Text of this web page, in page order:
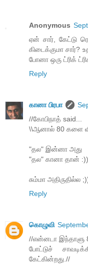
Anonymous
ஏன் சார், கேட்டு
கிடைக்குமா சார்?
போனா ஒரு ட்ரிக்
Reply
கானா பிரபா
//கோபிநாத் said...
\\ஆனால் 80 களை
"தல" இன்னா அது
"தல" கானா தான்
சும்மா அதிருதில்ல
Reply
கொழுவி
//என்னடா இந்தாளு
போட்டுச்
கேட்கின்றது.//